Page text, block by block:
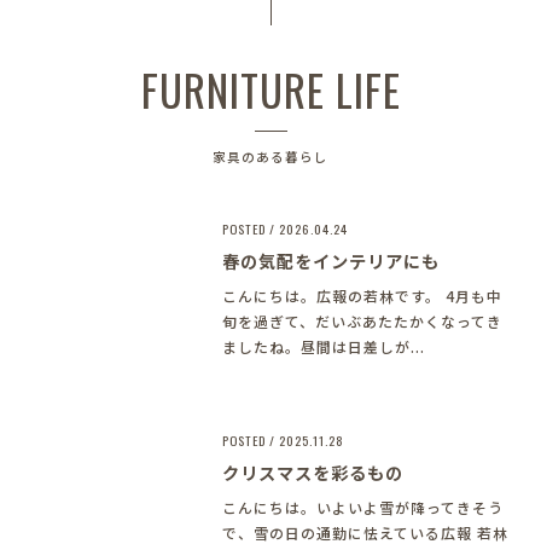
FURNITURE LIFE
家具のある暮らし
POSTED / 2026.04.24
春の気配をインテリアにも
こんにちは。広報の若林です。 4月も中
旬を過ぎて、だいぶあたたかくなってき
ましたね。昼間は日差しが...
POSTED / 2025.11.28
クリスマスを彩るもの
こんにちは。いよいよ雪が降ってきそう
で、雪の日の通勤に怯えている広報 若林